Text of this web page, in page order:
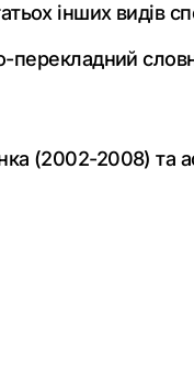
інших видів
(2002-2008) та